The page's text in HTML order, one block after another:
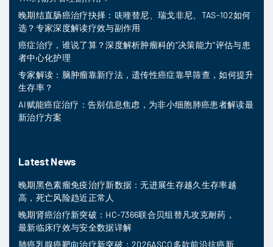
晚期结直肠癌治疗抉择：呋喹替尼、瑞戈非尼、TAS-102如何
选？专家深度解读疗效与副作用
癌症治疗，谁说了算？深度解析肿瘤科的“决策能力”评估与患
者中心化护理
专家解读：脑肿瘤靠新疗法，遗传性癌症靠早筛查，如何提升
生存率？
AI赋能癌症治疗：告别信息焦虑，为非小细胞肺癌患者解读最
新治疗方案
Latest News
晚期黑色素瘤免疫治疗新数据：无进展生存越久生存率越
高，死亡风险趋近正常人
晚期肾癌治疗新突破：HC-7366联合贝组替凡攻克耐药，
最新临床疗效与安全数据详解
肺癌乳腺癌靶向治疗新突破：2026ASCO多款前沿抗癌新